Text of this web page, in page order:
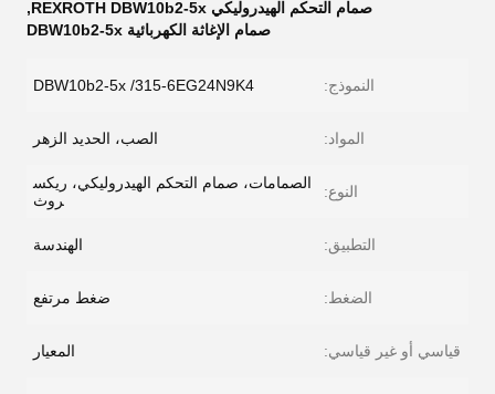
صمام التحكم الهيدروليكي REXROTH DBW10b2-5x
,
صمام الإغاثة الكهربائية DBW10b2-5x
النموذج: DBW10b2-5x /315-6EG24N9K4
المواد: الصب، الحديد الزهر
النوع:
الصمامات، صمام التحكم الهيدروليكي، ريكس
روث
التطبيق: الهندسة
الضغط: ضغط مرتفع
قياسي أو غير قياسي: المعيار